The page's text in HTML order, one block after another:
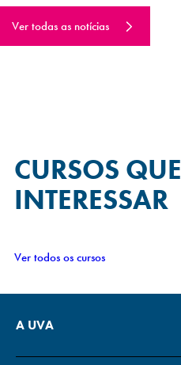
Ver todas as notícias
CURSOS QUE
INTERESSAR
Ver todos os cursos
A UVA